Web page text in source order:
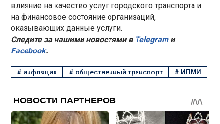
влияние на качество услуг городского транспорта и
на финансовое состояние организаций,
оказывающих данные услуги.
Следите за нашими новостями вTelegramи
Facebook.
# инфляция # общественный транспорт # ИПМИ